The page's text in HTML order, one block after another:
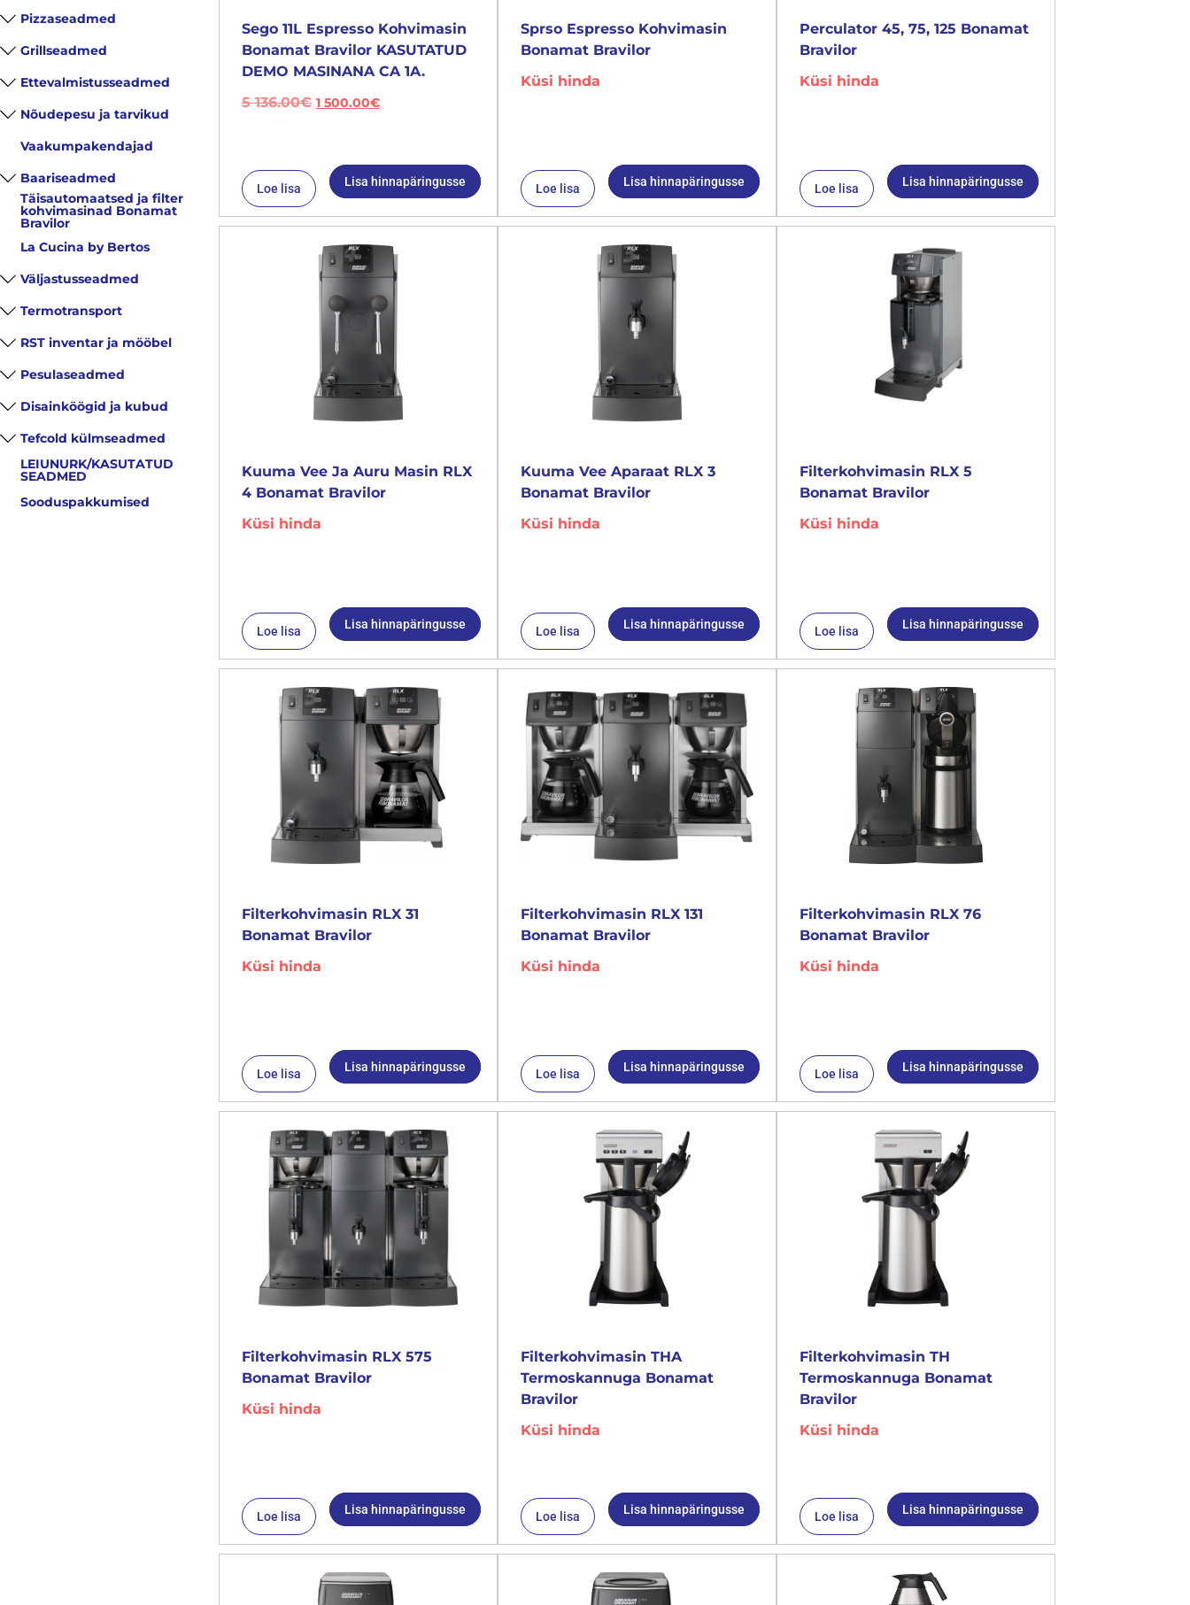
Pizzaseadmed
Grillseadmed
Ettevalmistusseadmed
Nõudepesu ja tarvikud
Vaakumpakendajad
Baariseadmed
Täisautomaatsed ja filter
kohvimasinad Bonamat
Bravilor
La Cucina by Bertos
Väljastusseadmed
Termotransport
RST inventar ja mööbel
Pesulaseadmed
Disainköögid ja kubud
Tefcold külmseadmed
LEIUNURK/KASUTATUD
SEADMED
Sooduspakkumised
Sego 11L Espresso Kohvimasin
Bonamat Bravilor KASUTATUD
DEMO MASINANA CA 1A.
5 136.00€ 1 500.00€
Loe lisa Lisa hinnapäringusse
Sprso Espresso Kohvimasin
Bonamat Bravilor
Küsi hinda
Loe lisa Lisa hinnapäringusse
Perculator 45, 75, 125 Bonamat
Bravilor
Küsi hinda
Loe lisa Lisa hinnapäringusse
Kuuma Vee Ja Auru Masin RLX
4 Bonamat Bravilor
Küsi hinda
Loe lisa Lisa hinnapäringusse
Kuuma Vee Aparaat RLX 3
Bonamat Bravilor
Küsi hinda
Loe lisa Lisa hinnapäringusse
Filterkohvimasin RLX 5
Bonamat Bravilor
Küsi hinda
Loe lisa Lisa hinnapäringusse
Filterkohvimasin RLX 31
Bonamat Bravilor
Küsi hinda
Loe lisa Lisa hinnapäringusse
Filterkohvimasin RLX 131
Bonamat Bravilor
Küsi hinda
Loe lisa Lisa hinnapäringusse
Filterkohvimasin RLX 76
Bonamat Bravilor
Küsi hinda
Loe lisa Lisa hinnapäringusse
Filterkohvimasin RLX 575
Bonamat Bravilor
Küsi hinda
Loe lisa Lisa hinnapäringusse
Filterkohvimasin THA
Termoskannuga Bonamat
Bravilor
Küsi hinda
Loe lisa Lisa hinnapäringusse
Filterkohvimasin TH
Termoskannuga Bonamat
Bravilor
Küsi hinda
Loe lisa Lisa hinnapäringusse